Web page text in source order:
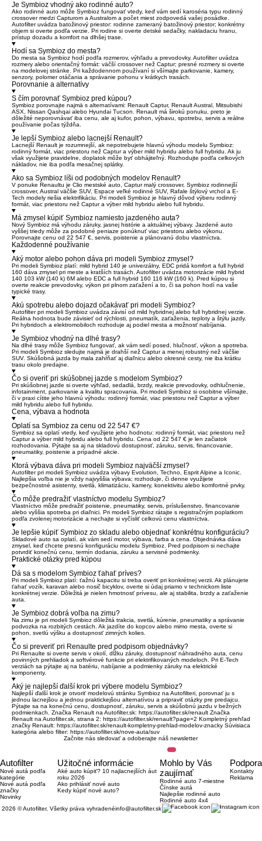
Je Symbioz vhodný ako rodinné auto?
Ako rodinné auto môže Symbioz fungovať vtedy, keď vám sedí karoséria typu rodinný
crossover medzi Capturom a Australom a počet miest zodpovedá vašej posádke.
Autofilter uvádza batožinový priestor: rodinne zameraný batožinový priestor; konkrétny
objem si overte podľa verzie. Pri rodine si overte detské sedačky, nakladaciu hranu,
prístup dozadu a komfort na dlhšej trase.
Hodí sa Symbioz do mesta?
Do mesta sa Symbioz hodí podľa rozmerov, výhľadu a prevodovky. Autofilter uvádza
rozmery alebo orientačný formát: väčší crossover než Captur; presné rozmery si overte
na modelovej stránke. Pri každodennom používaní si všímajte parkovanie, kamery,
senzory, polomer otáčania a správanie pohonu v krátkych trasách.
Porovnanie a alternatívy
S čím porovnať Symbioz pred kúpou?
Symbioz porovnajte najmä s alternatívami: Renault Captur, Renault Austral, Mitsubishi
ASX, Nissan Qashqai alebo Hyundai Tucson. Renault má širokú ponuku, preto je
dôležité neporovnávať iba cenu, ale aj kufor, pohon, výbavu, spotrebu, servis a reálne
používanie počas týždňa.
Je lepší Symbioz alebo lacnejší Renault?
Lacnejší Renault je rozumnejší, ak nepotrebujete hlavnú výhodu modelu Symbioz:
rodinný formát, viac priestoru než Captur a výber mild hybridu alebo full hybridu. Ak ju
však využijete pravidelne, doplatok môže byť obhájiteľný. Rozhodujte podľa celkových
nákladov, nie iba podľa mesačnej splátky.
Ako sa Symbioz líši od podobných modelov Renault?
V ponuke Renaultu je Clio mestské auto, Captur malý crossover, Symbioz rodinnejší
crossover, Austral väčšie SUV, Espace veľké rodinné SUV, Rafale štýlový vrchol a E-
Tech modely riešia elektrifikáciu. Pri modeli Symbioz je hlavný dôvod výberu rodinný
formát, viac priestoru než Captur a výber mild hybridu alebo full hybridu.
Má zmysel kúpiť Symbioz namiesto jazdeného auta?
Nový Symbioz má výhodu záruky, jasnej histórie a aktuálnej výbavy. Jazdené auto
vyššej triedy môže za podobné peniaze ponúknuť viac priestoru alebo výkonu.
Porovnajte cenu od 22 547 €, servis, poistenie a plánovanú dobu vlastníctva.
Každodenné používanie
Aký motor alebo pohon dáva pri modeli Symbioz zmysel?
Pri modeli Symbioz platí: mild hybrid 140 je univerzálny, EDC pridá komfort a full hybrid
160 dáva zmysel pri meste a kratších trasách. Autofilter uvádza motorizácie mild hybrid
140 103 kW (140 k) 6M alebo EDC a full hybrid 160 116 kW (160 k). Pred kúpou si
overte reakcie prevodovky, výkon pri plnom zaťažení a to, či sa pohon hodí na vaše
typické trasy.
Akú spotrebu alebo dojazd očakávať pri modeli Symbioz?
Autofilter pri modeli Symbioz uvádza závisí od mild hybridnej alebo full hybridnej verzie.
Reálna hodnota bude závisieť od rýchlosti, pneumatík, zaťaženia, teploty a štýlu jazdy.
Pri hybridoch a elektromobiloch rozhoduje aj podiel mesta a možnosť nabíjania.
Je Symbioz vhodný na dlhé trasy?
Na dlhé trasy môže Symbioz fungovať, ak vám sedí posed, hlučnosť, výkon a spotreba.
Pri modeli Symbioz sledujte najmä je drahší než Captur a menej robustný než väčšie
SUV. Skúšobná jazda by mala zahŕňať aj diaľnicu alebo okresné cesty, nie iba krátku
trasu okolo predajne.
Čo si overiť pri skúšobnej jazde s modelom Symbioz?
Pri skúšobnej jazde si overte výhľad, sedadlá, brzdy, reakcie prevodovky, odhlučnenie,
infotainment, parkovanie a kvalitu spracovania. Pri modeli Symbioz si osobitne všímajte,
či v praxi cítite jeho hlavnú výhodu: rodinný formát, viac priestoru než Captur a výber
mild hybridu alebo full hybridu.
Cena, výbava a hodnota
Oplatí sa Symbioz za cenu od 22 547 €?
Symbioz sa oplatí vtedy, keď využijete jeho hodnotu: rodinný formát, viac priestoru než
Captur a výber mild hybridu alebo full hybridu. Cena od 22 547 € je len začiatok
rozhodovania. Pýtajte sa aj na skladovú dostupnosť, záruku, servis, financovanie,
pneumatiky, poistenie a prípadné akcie.
Ktorá výbava dáva pri modeli Symbioz najväčší zmysel?
Autofilter pri modeli Symbioz uvádza výbavy Evolution, Techno, Esprit Alpine a Iconic.
Najlepšia voľba nie je vždy najvyššia výbava; rozhoduje, či denne využijete
bezpečnostné asistenty, svetlá, klimatizáciu, kamery, konektivitu alebo komfortné prvky.
Čo môže predražiť vlastníctvo modelu Symbioz?
Vlastníctvo môže predražiť poistenie, pneumatiky, servis, príslušenstvo, financovanie
alebo vyššia spotreba pri diaľnici. Pri modeli Symbioz rátajte s registračným poplatkom
podľa zvolenej motorizácie a nechajte si vyčísliť celkovú cenu vlastníctva.
Je lepšie kúpiť Symbioz zo skladu alebo objednať konkrétnu konfiguráciu?
Skladové auto sa oplatí, ak vám sedí motor, výbava, farba a cena. Objednávka dáva
zmysel, keď chcete presnú konfiguráciu modelu Symbioz. Pred podpisom si nechajte
potvrdiť konečnú cenu, termín dodania, záruku a servisné podmienky.
Praktické otázky pred kúpou
Dá sa s modelom Symbioz ťahať príves?
Pri modeli Symbioz platí: ťažnú kapacitu si treba overiť pri konkrétnej verzii. Ak plánujete
ťahať vozík, karavan alebo nosič bicyklov, overte si údaj priamo v technickom liste
konkrétnej verzie. Dôležitá je nielen hmotnosť prívesu, ale aj stabilita, brzdy a zaťaženie
auta.
Je Symbioz dobrá voľba na zimu?
Na zimu je pri modeli Symbioz dôležitá trakcia, svetlá, kúrenie, pneumatiky a správanie
podvozka na rozbitých cestách. Ak jazdíte do kopcov alebo mimo mesta, overte si
pohon, svetlú výšku a dostupnosť zimných kolies.
Čo si preveriť pri Renaulte pred podpisom objednávky?
Pri Renaulte si overte servis v okolí, dĺžku záruky, dostupnosť náhradného auta, cenu
povinných prehliadok a softvérové funkcie pri elektrifikovaných modeloch. Pri E-Tech
verziách sa pýtajte aj na batériu, nabíjanie a podmienky záruky na elektrické
komponenty.
Aký je najlepší ďalší krok pri výbere modelu Symbioz?
Najlepší ďalší krok je otvoriť modelovú stránku Symbioz na Autofilteri, porovnať ju s
jednou lacnejšou a jednou praktickejšou alternatívou a pripraviť otázky pre predajcu.
Pýtajte sa na konečnú cenu, dostupnosť, záruku, servis a skúšobnú jazdu v bežných
podmienkach. Značka Renault na Autofilter.sk: https://autofilter.sk/renault Značka
Renault na Autofilter.sk, strana 2: https://autofilter.sk/renault?page=2 Kompletný prehľad
značky Renault: https://autofilter.sk/renault-kompletny-prehlad-modelov-znacky Súvisiaca
kategória alebo filter: https://autofilter.sk/nove-auta/suv
Začnite nás sledovať a odoberajte náš newsletter
Autofilter
Nové autá podľa
kategórie
Nové autá podľa
značky
Novinky
Užitočné informácie
Aké auto kúpiť? 10 najlacnejších áut
roku 2026
Ako prihlásiť nové auto
Kedy kúpiť nové auto?
Mohlo by Vás
zaujímať
Rodinné auto 7-miestne
Čínske autá
Najlepšie rodinné auto
Rodinné auto 4x4
Podpora
Kontakty
Reklama
2026 © Autofilter, Všetky práva vyhradenéinfo@autofilter.sk